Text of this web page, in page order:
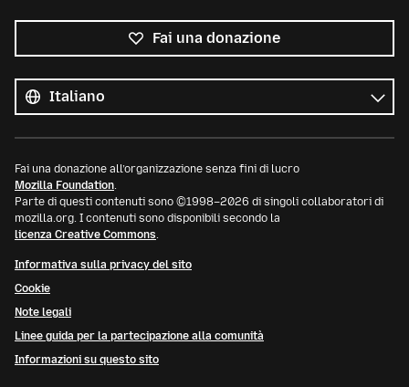
Fai una donazione
le
lingue
Lingua
Fai una donazione all’organizzazione senza fini di lucro
Mozilla Foundation.
Parte di questi contenuti sono ©1998–2026 di singoli collaboratori di
mozilla.org. I contenuti sono disponibili secondo la
licenza Creative Commons.
Informativa sulla privacy del sito
Cookie
Note legali
Linee guida per la partecipazione alla comunità
Informazioni su questo sito